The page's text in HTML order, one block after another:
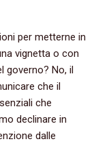
per metterne in
vignetta o con
governo? No, il
che il
che
declinare in
dalle